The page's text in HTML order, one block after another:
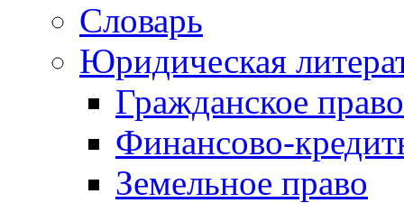
Словарь
Юридическая
Гражданское право
Финансово-
Земельное право